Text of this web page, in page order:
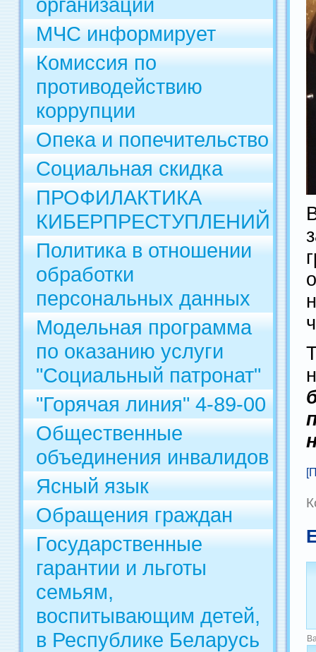
МЧС информирует
Комиссия по
противодействию
коррупции
Опека и попечительство
Социальная скидка
ПРОФИЛАКТИКА
КИБЕРПРЕСТУПЛЕНИЙ
Политика в отношении
обработки
персональных данных
Модельная программа
по оказанию услуги
"Социальный патронат"
"Горячая линия" 4-89-00
Общественные
объединения инвалидов
Ясный язык
Обращения граждан
Государственные
гарантии и льготы
семьям,
воспитывающим детей,
в Республике Беларусь